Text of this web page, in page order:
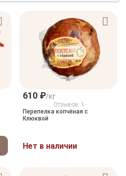
610 ₽/кг
Отзывов: 1
Перепелка копчёная с
Клюквой
Нет в наличии